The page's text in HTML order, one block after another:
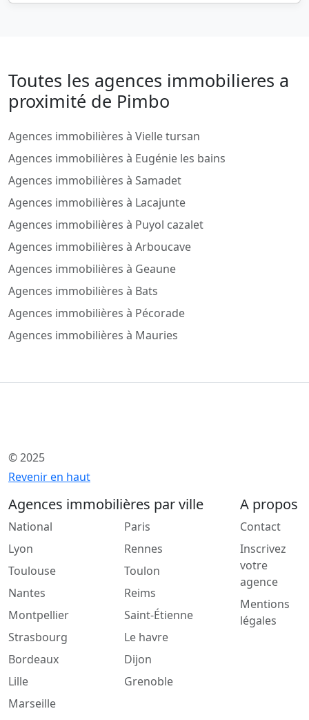
Toutes les agences immobilieres a
proximité de Pimbo
Agences immobilières à Vielle tursan
Agences immobilières à Eugénie les bains
Agences immobilières à Samadet
Agences immobilières à Lacajunte
Agences immobilières à Puyol cazalet
Agences immobilières à Arboucave
Agences immobilières à Geaune
Agences immobilières à Bats
Agences immobilières à Pécorade
Agences immobilières à Mauries
© 2025
Revenir en haut
Agences immobilières par ville
National
Lyon
Toulouse
Nantes
Montpellier
Strasbourg
Bordeaux
Lille
Marseille
Paris
Rennes
Toulon
Reims
Saint-Étienne
Le havre
Dijon
Grenoble
A propos
Contact
Inscrivez
votre
agence
Mentions
légales